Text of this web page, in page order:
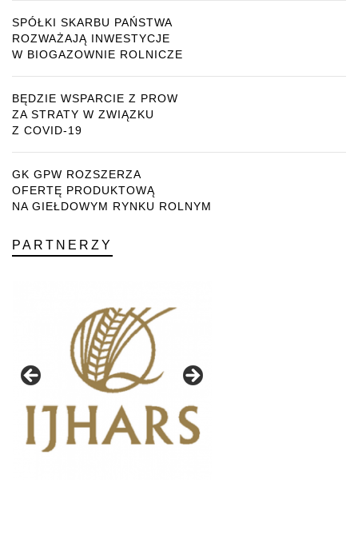
SPÓŁKI SKARBU PAŃSTWA
ROZWAŻAJĄ INWESTYCJE
W BIOGAZOWNIE ROLNICZE
BĘDZIE WSPARCIE Z PROW
ZA STRATY W ZWIĄZKU
Z COVID-19
GK GPW ROZSZERZA
OFERTĘ PRODUKTOWĄ
NA GIEŁDOWYM RYNKU ROLNYM
PARTNERZY